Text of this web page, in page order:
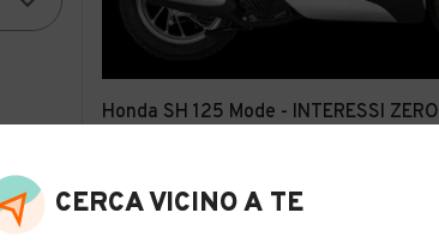
Honda SH 125 Mode - INTERESSI ZERO
CERCA VICINO A TE